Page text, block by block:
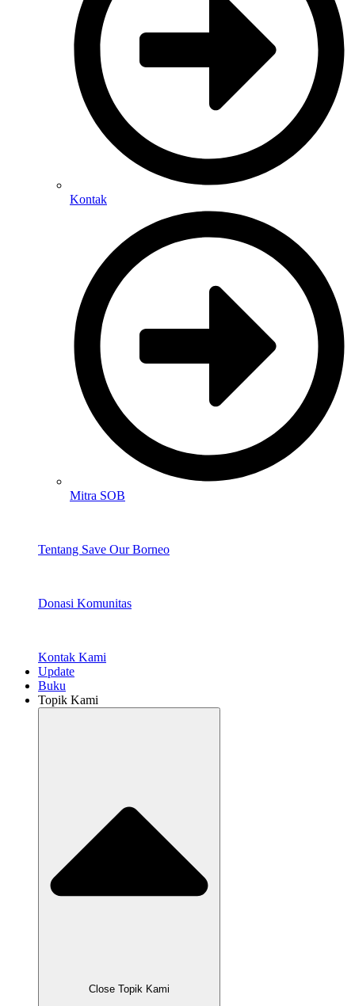
Kontak
Mitra SOB
Tentang Save Our Borneo
Donasi Komunitas
Kontak Kami
Update
Buku
Topik Kami
Close Topik Kami